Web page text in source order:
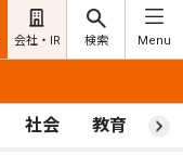
会社・IR 検索 Menu
社会 教育 ス